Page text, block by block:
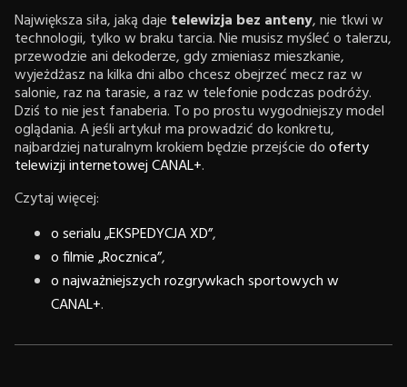
Największa siła, jaką daje telewizja bez anteny, nie tkwi w
technologii, tylko w braku tarcia. Nie musisz myśleć o talerzu,
przewodzie ani dekoderze, gdy zmieniasz mieszkanie,
wyjeżdżasz na kilka dni albo chcesz obejrzeć mecz raz w
salonie, raz na tarasie, a raz w telefonie podczas podróży.
Dziś to nie jest fanaberia. To po prostu wygodniejszy model
oglądania. A jeśli artykuł ma prowadzić do konkretu,
najbardziej naturalnym krokiem będzie przejście dooferty
telewizji internetowej CANAL+.
Czytaj więcej:
o serialu „EKSPEDYCJA XD”,
o filmie „Rocznica”,
o najważniejszych rozgrywkach sportowych w
CANAL+.